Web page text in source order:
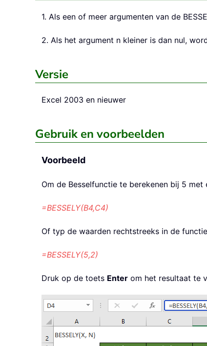
1. Als een of meer argumenten van de
2. Als het argument n kleiner is dan nul,
Versie
Excel 2003 en nieuwer
Gebruik en voorbeelden
Voorbeeld
Om de Besselfunctie te berekenen bij 5
=BESSELY(B4,C4)
Of typ de waarden rechtstreeks in de functie
=BESSELY(5,2)
Druk op de toets Enter om het resultaat te